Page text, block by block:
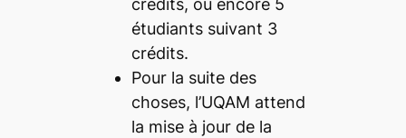
crédits, ou encore 5
étudiants suivant 3
crédits.
Pour la suite des
choses, l’UQAM attend
la mise à jour de la